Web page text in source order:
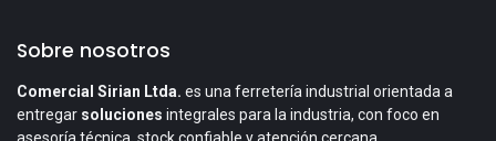
Sobre nosotros
Comercial Sirian Ltda. es una ferretería industrial orientada a
entregar soluciones integrales para la industria, con foco en